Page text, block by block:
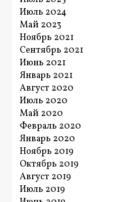
Июль 2024
Май 2023
Ноябрь 2021
Сентябрь 2021
Июнь 2021
Январь 2021
Август 2020
Июль 2020
Май 2020
Февраль 2020
Январь 2020
Ноябрь 2019
Октябрь 2019
Август 2019
Июль 2019